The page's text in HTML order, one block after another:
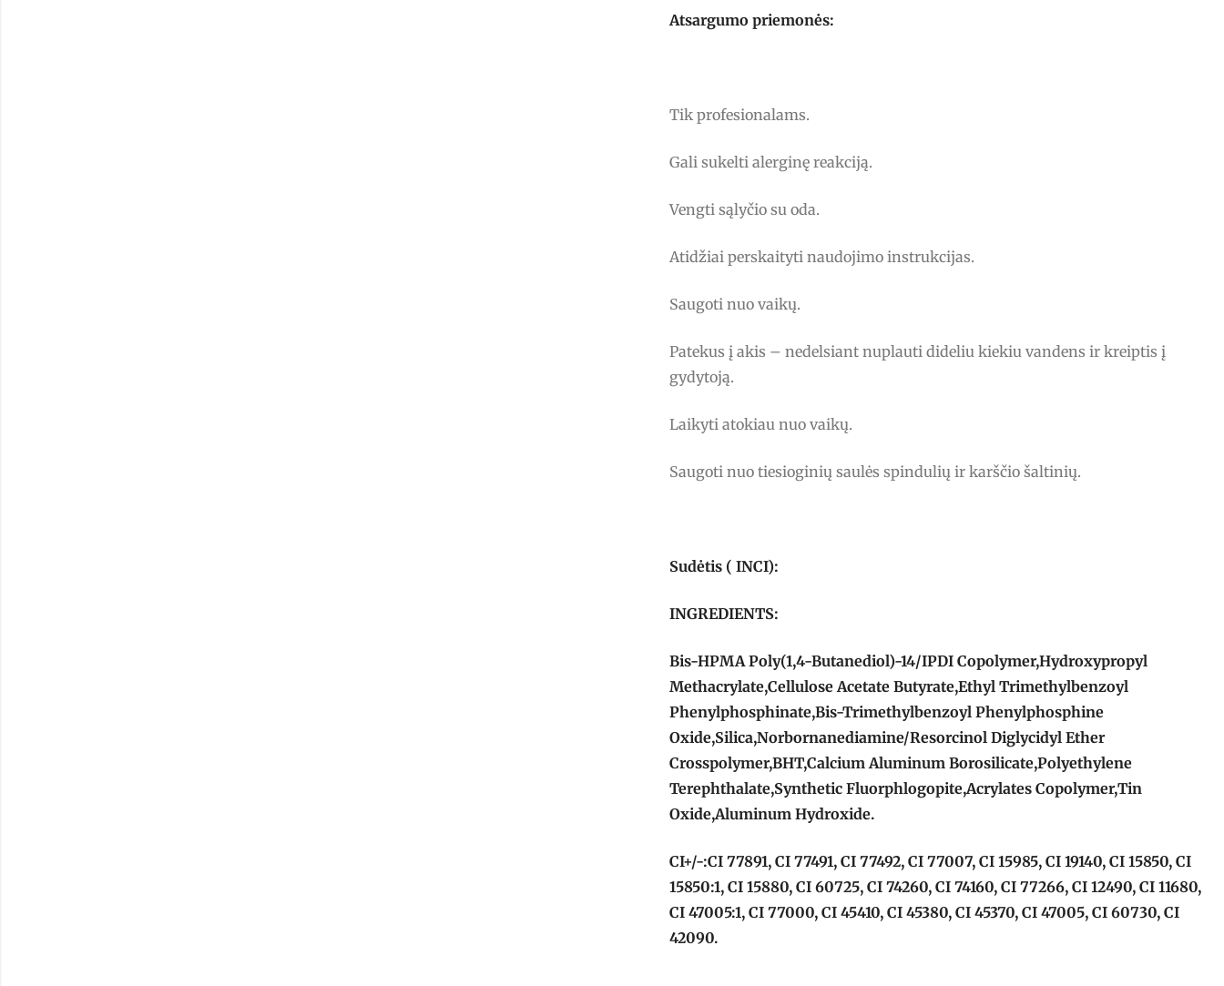
Atsargumo priemonės:
Tik profesionalams.
Gali sukelti alerginę reakciją.
Vengti sąlyčio su oda.
Atidžiai perskaityti naudojimo instrukcijas.
Saugoti nuo vaikų.
Patekus į akis – nedelsiant nuplauti dideliu kiekiu vandens ir kreiptis į
gydytoją.
Laikyti atokiau nuo vaikų.
Saugoti nuo tiesioginių saulės spindulių ir karščio šaltinių.
Sudėtis ( INCI):
INGREDIENTS:
Bis-HPMA Poly(1,4-Butanediol)-14/IPDI Copolymer,Hydroxypropyl
Methacrylate,Cellulose Acetate Butyrate,Ethyl Trimethylbenzoyl
Phenylphosphinate,Bis-Trimethylbenzoyl Phenylphosphine
Oxide,Silica,Norbornanediamine/Resorcinol Diglycidyl Ether
Crosspolymer,BHT,Calcium Aluminum Borosilicate,Polyethylene
Terephthalate,Synthetic Fluorphlogopite,Acrylates Copolymer,Tin
Oxide,Aluminum Hydroxide.
CI+/-:CI 77891, CI 77491, CI 77492, CI 77007, CI 15985, CI 19140, CI 15850, CI
15850:1, CI 15880, CI 60725, CI 74260, CI 74160, CI 77266, CI 12490, CI 11680,
CI 47005:1, CI 77000, CI 45410, CI 45380, CI 45370, CI 47005, CI 60730, CI
42090.